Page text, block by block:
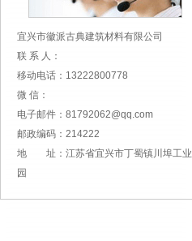
宜兴市徽派古典建筑材料有限公司
联 系 人：
移动电话：13222800778
微 信：
电子邮件：81792062@qq.com
邮政编码：214222
地 址：江苏省宜兴市丁蜀镇川埠工业
园